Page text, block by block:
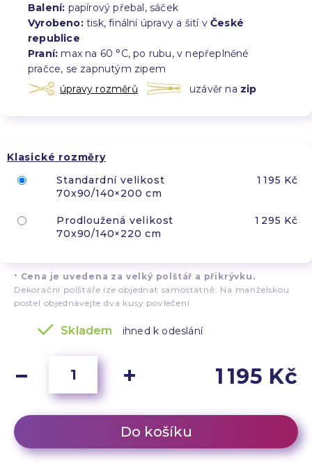
Balení: papírový přebal, sáček
Vyrobeno:tisk, finální úpravy a šití vČeské
republice
Praní: max na 60 °C, po rubu, v nepřeplněné
pračce, se zapnutým zipem
úpravy rozměrů
uzávěr na zip
Klasické rozměry
Standardní velikost
70x90/140×200 cm
1 195 Kč
Prodloužená velikost
70x90/140×220 cm
1 295 Kč
* Cena je uvedena za velký polštář a přikrývku.
Dekorační polštáře lze objednat samostatně. Na manželskou
postel objednávejte dva kusy povlečení.
Skladem ihned k odeslání
1 195 Kč
Do košíku